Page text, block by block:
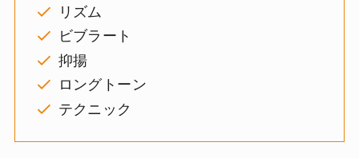
リズム
ビブラート
抑揚
ロングトーン
テクニック